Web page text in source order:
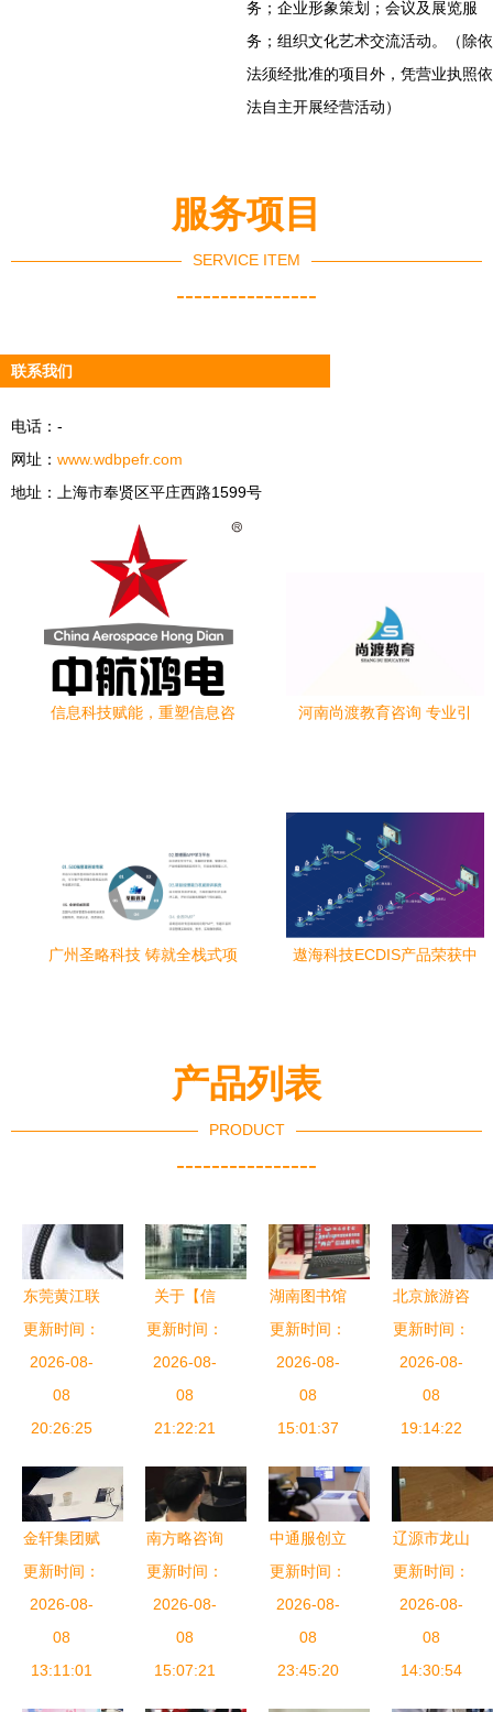
务；企业形象策划；会议及展览服
务；组织文化艺术交流活动。（除依
法须经批准的项目外，凭营业执照依
法自主开展经营活动）
服务项目
SERVICE ITEM
----------------
联系我们
电话：-
网址： www.wdbpefr.com
地址：上海市奉贤区平庄西路1599号
信息科技赋能，重塑信息咨
河南尚渡教育咨询 专业引
广州圣略科技 铸就全栈式项
遨海科技ECDIS产品荣获中
产品列表
PRODUCT
----------------
东莞黄江联
通无线固话
选购与安装
全攻略 打
破通信壁垒
更新时间：
2026-08-
08
20:26:25
关于【信
诚】辽宁中
专与专科文
凭咨询的正
规视角
更新时间：
2026-08-
08
21:22:21
湖南图书馆
三个服务助
力湖南省两
会信息咨询
服务
更新时间：
2026-08-
08
15:01:37
北京旅游咨
询宣传进校
园，为师生
送上贴心服
务
更新时间：
2026-08-
08
19:14:22
金轩集团赋
能江西立讯
智造，以高
端知识产权
服务护航智
更新时间：
2026-08-
08
13:11:01
南方略咨询
助力奥拓电
子品牌建
设，赋能企
业品牌发展
更新时间：
2026-08-
08
15:07:21
中通服创立
科技携智能
电力与智慧
能源产品亮
相2020年
更新时间：
2026-08-
08
23:45:20
辽源市龙山
区隆腾信息
咨询服务部
专业信息咨
询，赋能企
更新时间：
2026-08-
08
14:30:54